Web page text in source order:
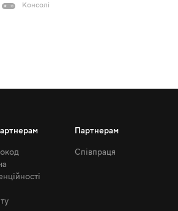
Консолі
Партнерам
Співпраця